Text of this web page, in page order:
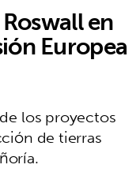
en
Europea
los proyectos
de tierras